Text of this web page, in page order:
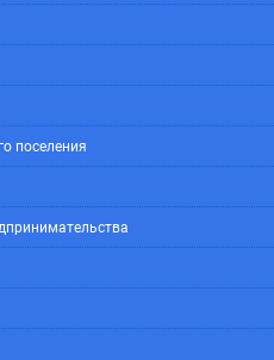
поселения